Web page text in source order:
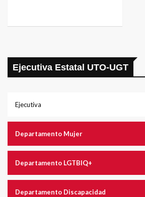
Ejecutiva Estatal UTO-UGT
Ejecutiva
Departamento Mujer
Departamento LGTBIQ+
Departamento Discapacidad